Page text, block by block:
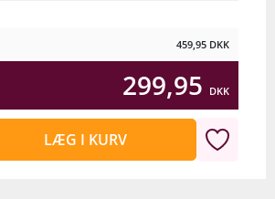
459,95 DKK
299,95 DKK
LÆG I KURV